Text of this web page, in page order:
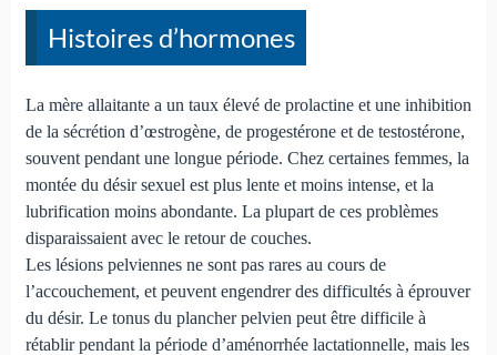
Histoires d’hormones
La mère allaitante a un taux élevé de prolactine et une inhibition
de la sécrétion d’œstrogène, de progestérone et de testostérone,
souvent pendant une longue période. Chez certaines femmes, la
montée du désir sexuel est plus lente et moins intense, et la
lubrification moins abondante. La plupart de ces problèmes
disparaissaient avec le retour de couches.
Les lésions pelviennes ne sont pas rares au cours de
l’accouchement, et peuvent engendrer des difficultés à éprouver
du désir. Le tonus du plancher pelvien peut être difficile à
rétablir pendant la période d’aménorrhée lactationnelle, mais les